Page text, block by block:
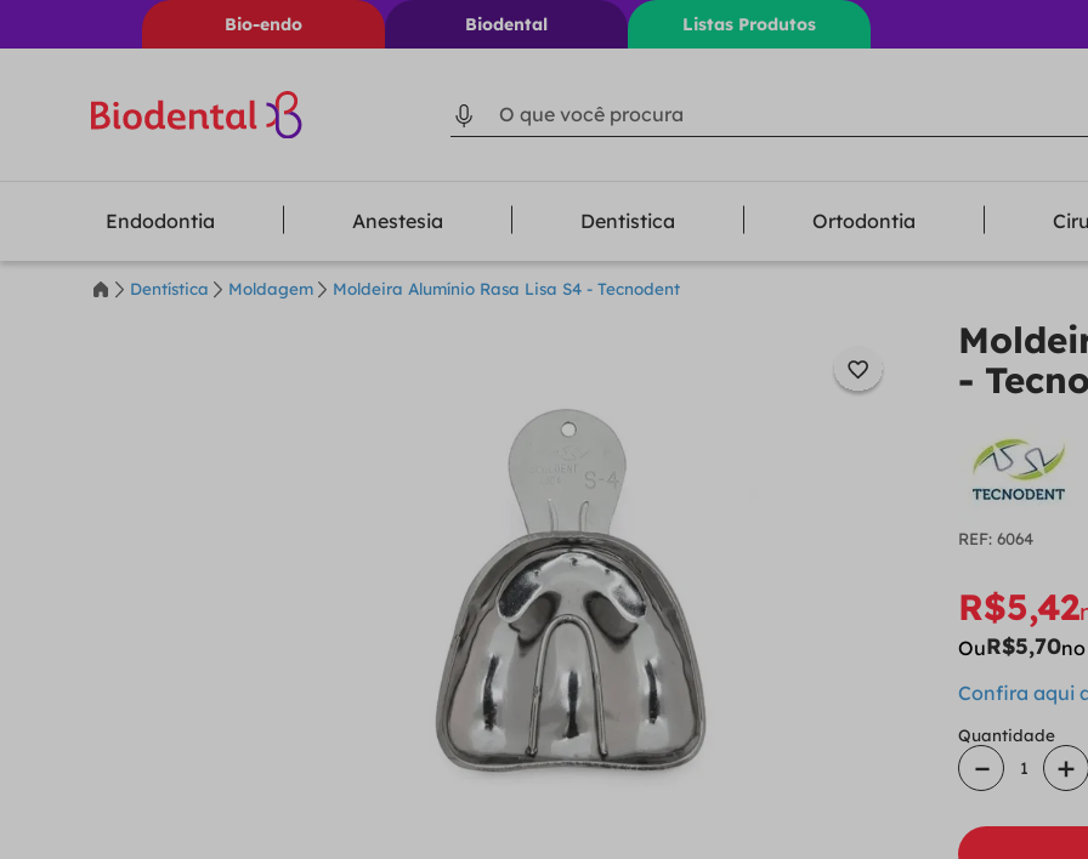
Bio-endo Biodental Listas Produtos
O que você procura
Endodontia Anestesia Dentistica Ortodontia
Dentística Moldagem Moldeira Alumínio Rasa Lisa S4 - Tecnodent
-
:6064
R$5,42
OuR$5,70
Confira aqui
Quantidade
＋
－